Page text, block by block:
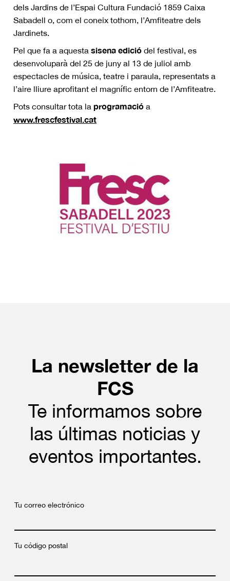
dels Jardins de l’Espai Cultura Fundació 1859 Caixa
Sabadell o, com el coneix tothom, l’Amfiteatre dels
Jardinets.
Pel que fa a aquesta sisena edició del festival, es
desenvoluparà del 25 de juny al 13 de juliol amb
espectacles de música, teatre i paraula, representats a
l’aire lliure aprofitant el magnífic entorn de l’Amfiteatre.
Pots consultar tota la programació a
www.frescfestival.cat
La newsletter de la
FCS
Te informamos sobre
las últimas noticias y
eventos importantes.
Tu correo electrónico
Tu código postal